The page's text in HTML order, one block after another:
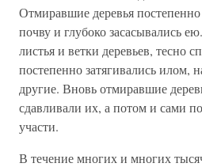
Отмиравшие деревья
почву и глубоко засасывались
листья и ветки деревьев, тесно
постепенно затягивались илом,
другие. Вновь отмиравшие
сдавливали их, а потом и сами
участи.
В течение многих и многих